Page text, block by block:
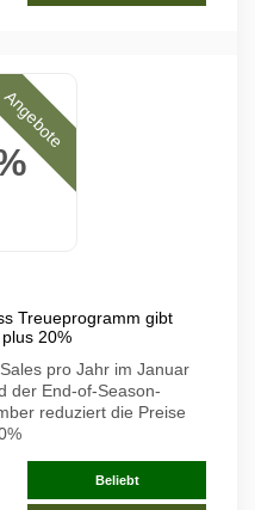
Angebote
Treueprogramm gibt
20%
pro Jahr im Januar
der End-of-Season-
reduziert die Preise
Beliebt